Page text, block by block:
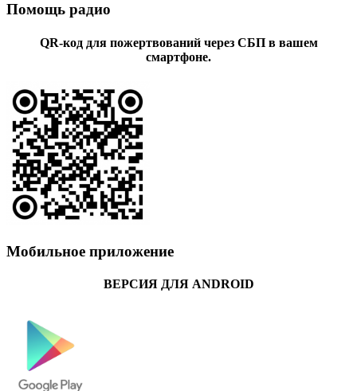
Помощь радио
QR-код для пожертвований через СБП в вашем
смартфоне.
Мобильное приложение
ВЕРСИЯ ДЛЯ ANDROID